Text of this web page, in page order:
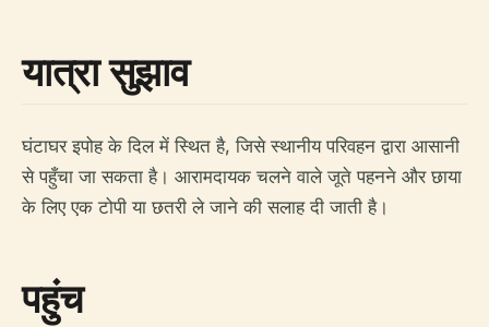
यात्रा सुझाव
घंटाघर इपोह के दिल में स्थित है, जिसे स्थानीय परिवहन द्वारा आसानी
से पहुँचा जा सकता है। आरामदायक चलने वाले जूते पहनने और छाया
के लिए एक टोपी या छतरी ले जाने की सलाह दी जाती है।
पहुंच